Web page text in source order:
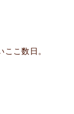
こ数日。